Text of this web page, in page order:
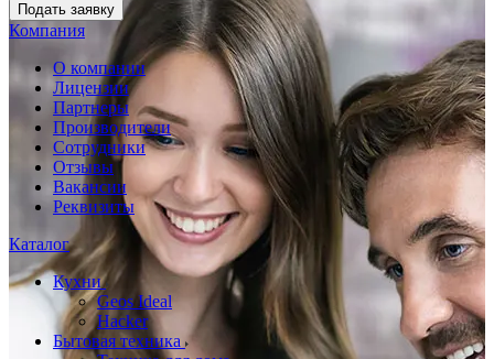
Подать заявку
Компания
О компании
Лицензии
Партнеры
Производители
Сотрудники
Отзывы
Вакансии
Реквизиты
Каталог
Кухни
Geos Ideal
Hacker
Бытовая техника